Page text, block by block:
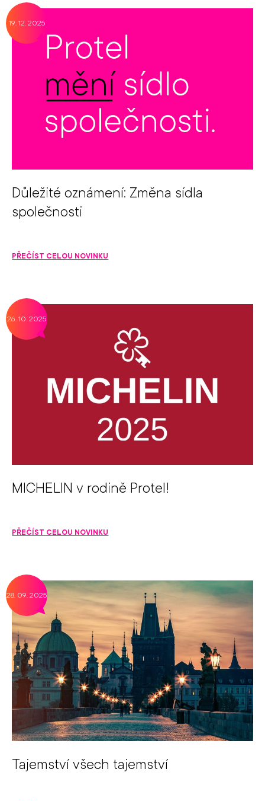
Důležité oznámení: Změna sídla
společnosti
PŘEČÍST CELOU NOVINKU
19. 12. 2025
MICHELIN v rodině Protel!
PŘEČÍST CELOU NOVINKU
26. 10. 2025
Tajemství všech tajemství
28. 09. 2025